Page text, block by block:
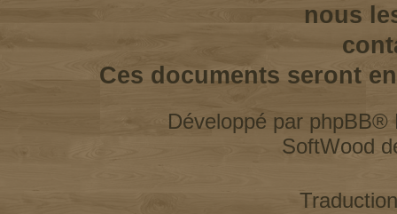
nous
Ces documents seront
Développé par phpBB®
SoftWood